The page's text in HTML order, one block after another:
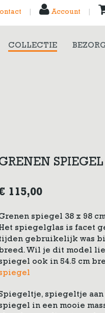
Account
COLLECTIE
115,00
spiegel 38 x 98
spiegelglas is facet
gebruikelijk was
Wil je dit model
ook in 54.5 cm
spiegeltje
in een mooie